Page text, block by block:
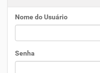
Nome do Usuário
Senha